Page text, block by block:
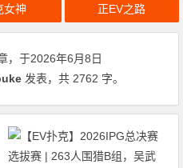
女神 正EV之路
，于2026年6月8日
发表，共 2762 字。